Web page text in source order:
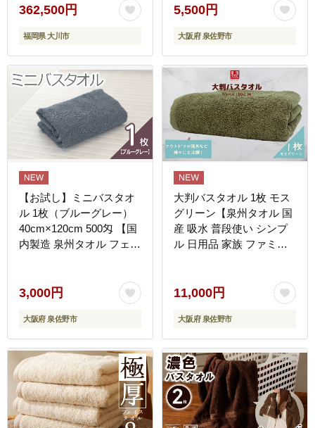
362,500円
福岡県 大川市
5,500円
大阪府 泉佐野市
【お試し】ミニバスタオ
ル 1枚（ブルーグレー）
40cm×120cm 500匁 【国
内製造 泉州タオル フェイ
プル 日用品 家族 ファミ
3,000円
大阪府 泉佐野市
大判バスタオル 1枚 モス
グリーン【泉州タオル 国
産 吸水 普段使い シンプ
ル 日用品 家族 ファミリ
11,000円
大阪府 泉佐野市